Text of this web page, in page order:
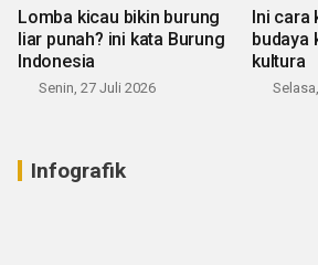
Lomba kicau bikin burung
liar punah? ini kata Burung
Indonesia
Senin, 27 Juli 2026
Ini cara
budaya
kultura
Infografik